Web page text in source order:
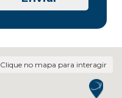
Clique no mapa para interagir